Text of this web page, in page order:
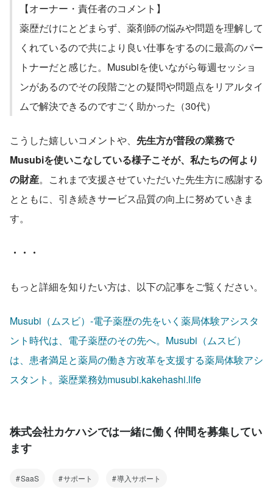
【オーナー・責任者のコメント】
薬歴だけにとどまらず、薬剤師の悩みや問題を理解して
くれているので共により良い仕事をするのに最高のパー
トナーだと感じた。Musubiを使いながら毎週セッショ
ンがあるのでその段階ごとの疑問や問題点をリアルタイ
ムで解決できるのですごく助かった（30代）
こうした嬉しいコメントや、 先生方が普段の業務で
Musubiを使いこなしている様子こそが、私たちの何より
の財産。これまで支援させていただいた先生方に感謝する
とともに、引き続きサービス品質の向上に努めていきま
す。
・・・
もっと詳細を知りたい方は、以下の記事をご覧ください。
Musubi（ムスビ）-電子薬歴の先をいく薬局体験アシスタ
ント時代は、電子薬歴のその先へ。Musubi（ムスビ）
は、患者満足と薬局の働き方改革を支援する薬局体験アシ
スタント。薬歴業務効musubi.kakehashi.life
株式会社カケハシでは一緒に働く仲間を募集してい
ます
SaaS サポート 導入サポート